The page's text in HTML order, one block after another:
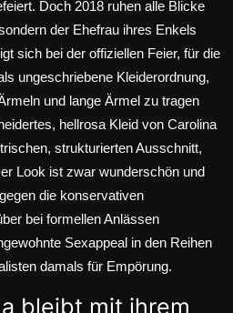
Doch 2018 ruhen alle Blicke
der Ehefrau ihres Enkels
sich bei der offiziellen Feier, für die
ungeschriebene Kleiderordnung,
und lange Ärmel zu tragen
hellrosa Kleid von Carolina
strukturierten Ausschnitt,
Look ist zwar wunderschön und
die konservativen
bei formellen Anlässen
Sexappeal in den Reihen
damals für Empörung.
bleibt mit ihrem